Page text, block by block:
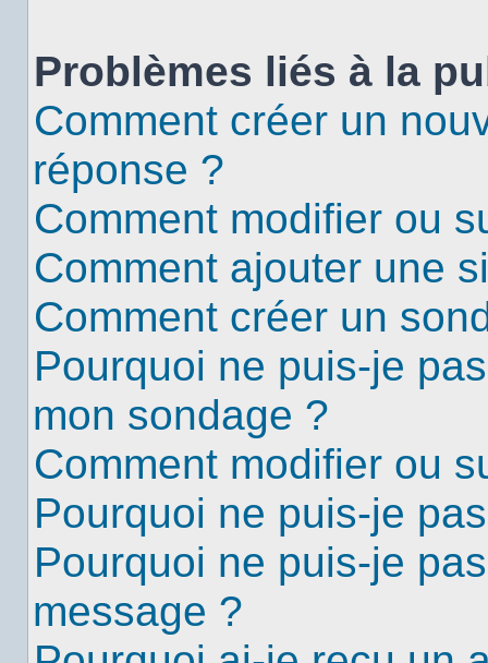
Problèmes liés à la
Comment créer un
réponse ?
Comment modifier ou
Comment ajouter une
Comment créer un
Pourquoi ne puis-je
mon sondage ?
Comment modifier ou
Pourquoi ne puis-je
Pourquoi ne puis-je
message ?